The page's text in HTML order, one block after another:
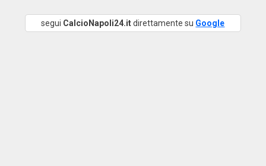
segui CalcioNapoli24.itdirettamente su Google